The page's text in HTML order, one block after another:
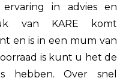
in advies en
van KARE komt
en is in een mum van
is kunt u het de
hebben. Over snel